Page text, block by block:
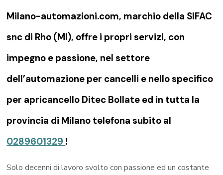
Milano-automazioni.com, marchio della SIFAC
snc di Rho (MI), offre i propri servizi, con
impegno e passione, nel settore
dell’automazione per cancelli e nello specifico
per apricancello Ditec Bollate ed in tutta la
provincia di Milano telefona subito al
0289601329 !
Solo decenni di lavoro svolto con passione ed un costante